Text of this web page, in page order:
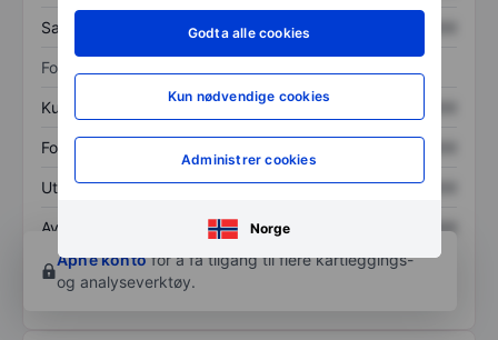
Godta alle cookies
Kun nødvendige cookies
Administrer cookies
Norge
Samlet gjeld XXXXXXX
Forholdstall
Kurs/salg XXXXXXX
Fortjeneste per aksje XXXXXXX
Utbytte per aksje XXXXXXX XXXXXXX
Avkastning på
XXXXXXX
XXXXXXX
Åpne kontofor å få tilgang til flere kartleggings-
og analyseverktøy.